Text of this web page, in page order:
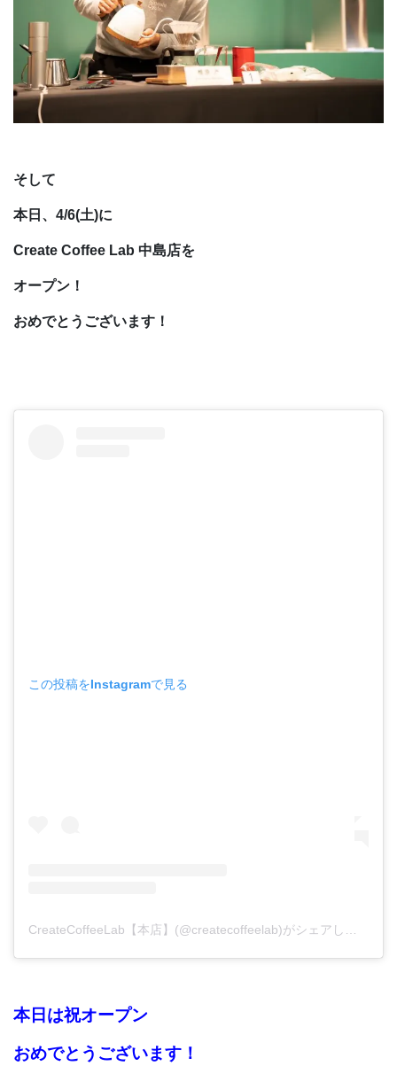
そして
本日、4/6(土)に
Create Coffee Lab 中島店を
オープン！
おめでとうございます！
この投稿をInstagramで見る
本日は祝オープン
おめでとうございます！